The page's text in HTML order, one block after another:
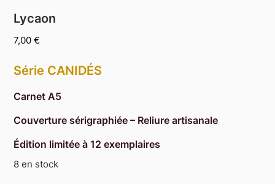
Lycaon
7,00€
Série CANIDÉS
Carnet A5
Couverture sérigraphiée – Reliure artisanale
Édition limitée à 12 exemplaires
8 en stock